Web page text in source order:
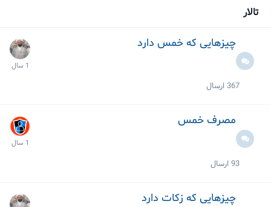
تالار
چیزهایی که خمس دارد
367 ارسال
مصرف خمس
93 ارسال
چیزهایی که زکات دارد